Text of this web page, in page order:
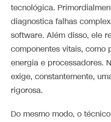
tecnológica.
diagnostica falhas
software. Além disso, ele
componentes vitais, como
energia e processadores.
exige, constantemente,
rigorosa.
Do mesmo modo, o